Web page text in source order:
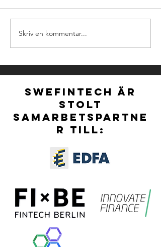
NOMINATIONS FOR
NORDIC FINTECH
AWARDS 2026 ARE
OFFICIALLY OPEN!
Skriv en kommentar...
SWEFINTECH ÄR
STOLT
SAMARBETSPARTNE
R TILL: